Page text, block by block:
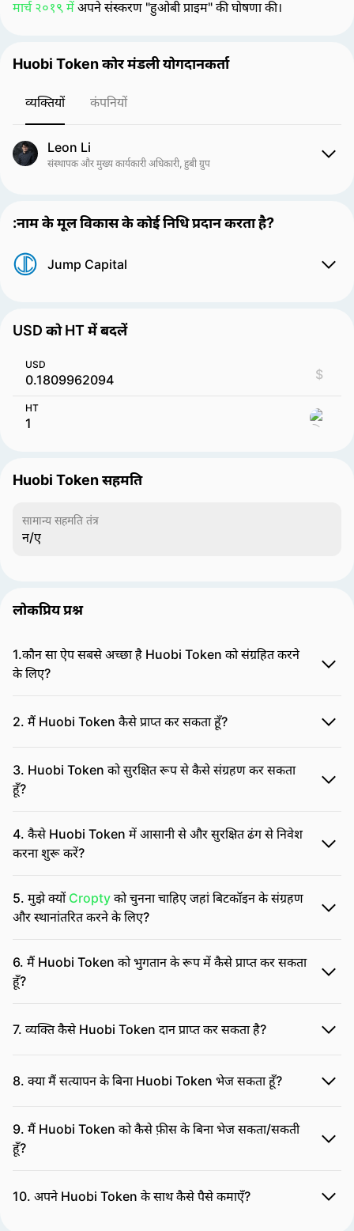
मार्च २०१९ में अपने संस्करण "हुओबी प्राइम" की घोषणा की।
Huobi Token कोर मंडली योगदानकर्ता
व्यक्तियों कंपनियों
Leon Li
संस्थापक और मुख्य कार्यकारी अधिकारी, हुबी ग्रुप
:नाम के मूल विकास के कोई निधि प्रदान करता है?
Jump Capital
USD को HT में बदलें
USD
$
HT
Huobi Token सहमति
सामान्य सहमति तंत्र
न/ए
लोकप्रिय प्रश्न
1.कौन सा ऐप सबसे अच्छा है Huobi Token को संग्रहित करने
के लिए?
2. मैं Huobi Token कैसे प्राप्त कर सकता हूँ?
3. Huobi Token को सुरक्षित रूप से कैसे संग्रहण कर सकता
हूँ?
4. कैसे Huobi Token में आसानी से और सुरक्षित ढंग से निवेश
करना शुरू करें?
5. मुझे क्यों Cropty को चुनना चाहिए जहां बिटकॉइन के संग्रहण
और स्थानांतरित करने के लिए?
6. मैं Huobi Token को भुगतान के रूप में कैसे प्राप्त कर सकता
हूँ?
7. व्यक्ति कैसे Huobi Token दान प्राप्त कर सकता है?
8. क्या मैं सत्यापन के बिना Huobi Token भेज सकता हूँ?
9. मैं Huobi Token को कैसे फ़ीस के बिना भेज सकता/सकती
हूँ?
10. अपने Huobi Token के साथ कैसे पैसे कमाएँ?